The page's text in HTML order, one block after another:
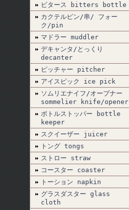
ビタース bitters bottle
カクテルピン/串/ フォー
ク/pin
マドラー muddler
デキャンタ/とっくり
decanter
ピッチャー pitcher
アイスピック ice pick
ソムリエナイフ/オープナー
sommelier knife/opener
ボトルストッパー bottle
keeper
スクイーザー juicer
トング tongs
ストロー straw
コースター coaster
トーション napkin
グラスダスター glass
cloth